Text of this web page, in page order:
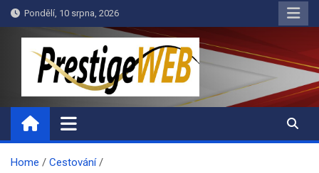
Skip
to
Pondělí, 10 srpna, 2026
PrestigeWEB
Home
Cestování